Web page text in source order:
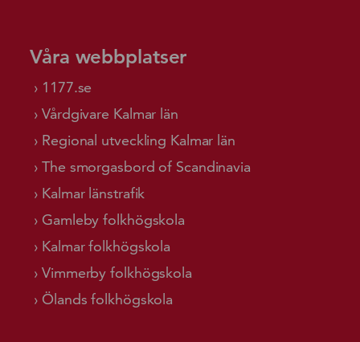
Våra webbplatser
1177.se
Vårdgivare Kalmar län
Regional utveckling Kalmar län
The smorgasbord of Scandinavia
Kalmar länstrafik
Gamleby folkhögskola
Kalmar folkhögskola
Vimmerby folkhögskola
Ölands folkhögskola